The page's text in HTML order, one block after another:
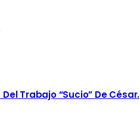
Trabajo “sucio” De César.